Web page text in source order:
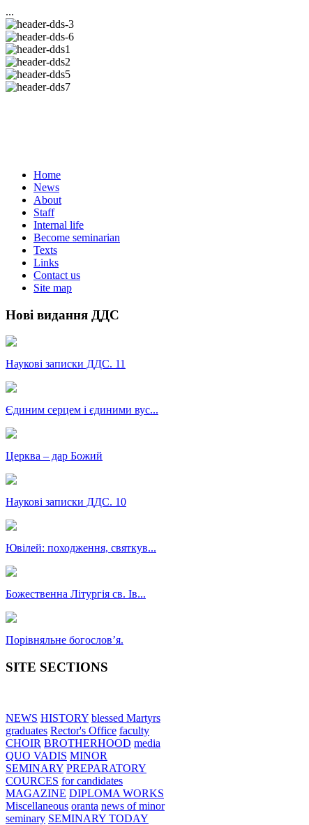
...
Home
News
About
Staff
Internal life
Become seminarian
Texts
Links
Contact us
Site map
Нові видання ДДС
Наукові записки ДДС. 11
Єдиним серцем і єдиними вус...
Церква – дар Божий
Наукові записки ДДС. 10
Ювілей: походження, святкув...
Божественна Літургія св. Ів...
Порівняльне богословʼя.
SITE SECTIONS
NEWS HISTORY blessed Martyrs
graduates Rector's Office faculty
CHOIR BROTHERHOOD media
QUO VADIS MINOR
SEMINARY PREPARATORY
COURCES for candidates
MAGAZINE DIPLOMA WORKS
Miscellaneous oranta news of minor
seminary SEMINARY TODAY